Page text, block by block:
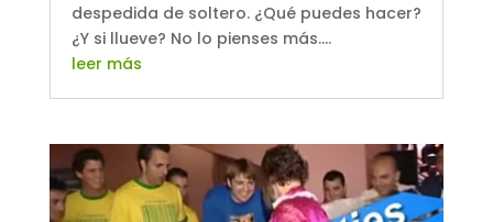
despedida de soltero. ¿Qué puedes hacer?
¿Y si llueve? No lo pienses más....
leer más